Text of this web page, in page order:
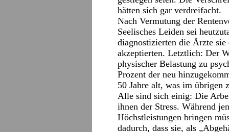
hätten sich gar verdreifacht.
Nach Vermutung der
Seelisches Leiden sei
diagnostizierten die Ärzte sie
akzeptierten. Letztlich: Der
physischer Belastung zu
Prozent der neu
50 Jahre alt, was im übrigen
Alle sind sich einig: Die
ihnen der Stress. Während
Höchstleistungen bringen
dadurch, dass sie, als